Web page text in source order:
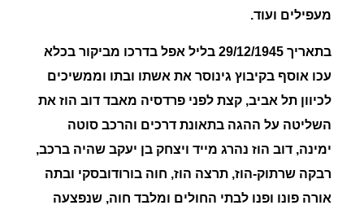
מעפילים ועוד.
בתאריך 29/12/1945 בליל אפל בדרכו מביקור בכלא
עכו אוסף בקיבוץ גינוסר את אשתו ובתו וממשיכים
לכיוון תל אביב, קצת לפני פרדסיה מאבד דוב הוז את
השליטה על ההגה בתאונת דרכים והרכב סוטה
ימינה, דוב הוז נהרג מייד ויצחק בן יעקב שהיה ברכב,
רבקה שרתוק-הוז, תרצה הוז, חוה בורודובסקי ובתה
אורה פונו ופנו לבתי החולים ומלבד חוה, שנפצעה